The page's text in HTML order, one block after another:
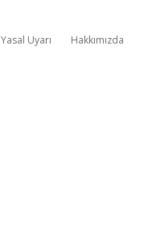
Yasal Uyarı Hakkımızda